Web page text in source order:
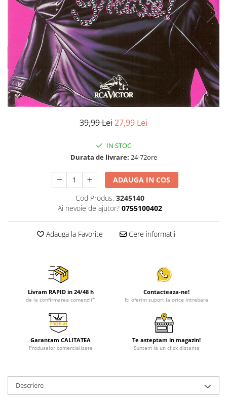
Viniluri Românești
Colecția Electrecord
39,99 Lei27,99 Lei
IN STOC
Durata de livrare: 24-72ore
ADAUGA IN COS
Cod Produs: 3245140
Ai nevoie de ajutor? 0755100402
Adauga la Favorite Cere informatii
Livram RAPID in 24/48 h
de la confirmarea comenzii*
Contacteaza-ne!
Iti oferim suport la orice intrebare
Garantam CALITATEA
Produselor comercializate
Te asteptam in magazin!
Suntem la un click distanta
Descriere